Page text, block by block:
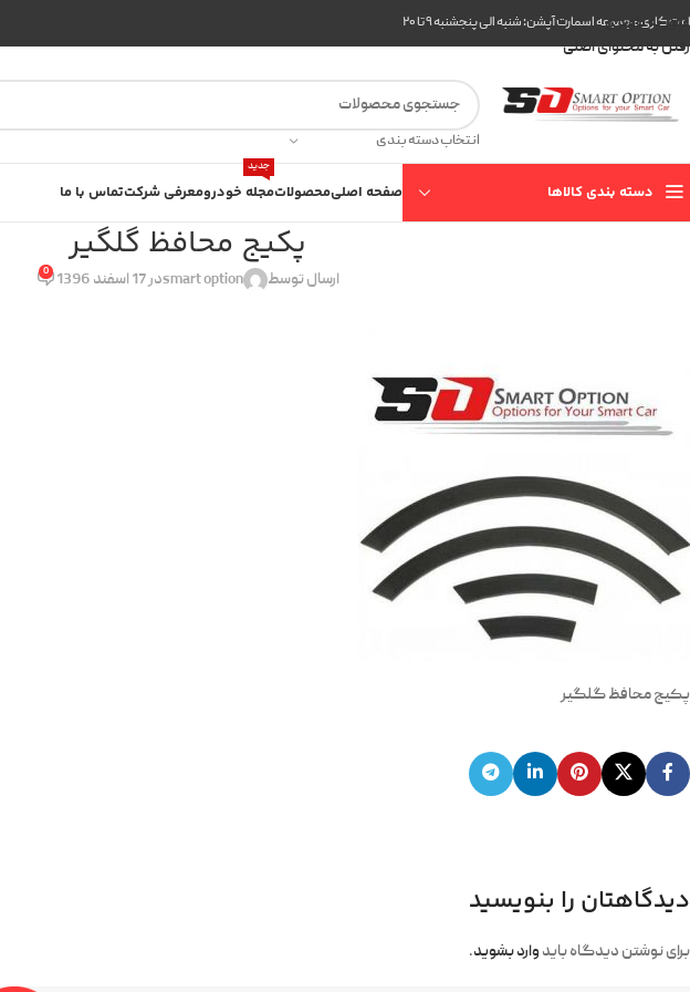
عبور به ناوبری
رفتن به محتوای اصلی
کاری مجموعه اسمارت آپشن: شنبه الی پنجشنبه ۹ تا ۲۰
انتخاب دسته بندی
دسته بندی کالاها صفحه اصلیمحصولاتمجله خودرو
جدید
معرفی شرکتتماس با ما
پکیج محافظ گلگیر
ارسال توسط smart optionدر 17 اسفند 1396 0
پکیج محافظ گلگیر
دیدگاهتان را بنویسید
برای نوشتن دیدگاه باید وارد بشوید.